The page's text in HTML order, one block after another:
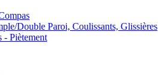
Double Paroi, Coulissants, Glissières
- Piètement